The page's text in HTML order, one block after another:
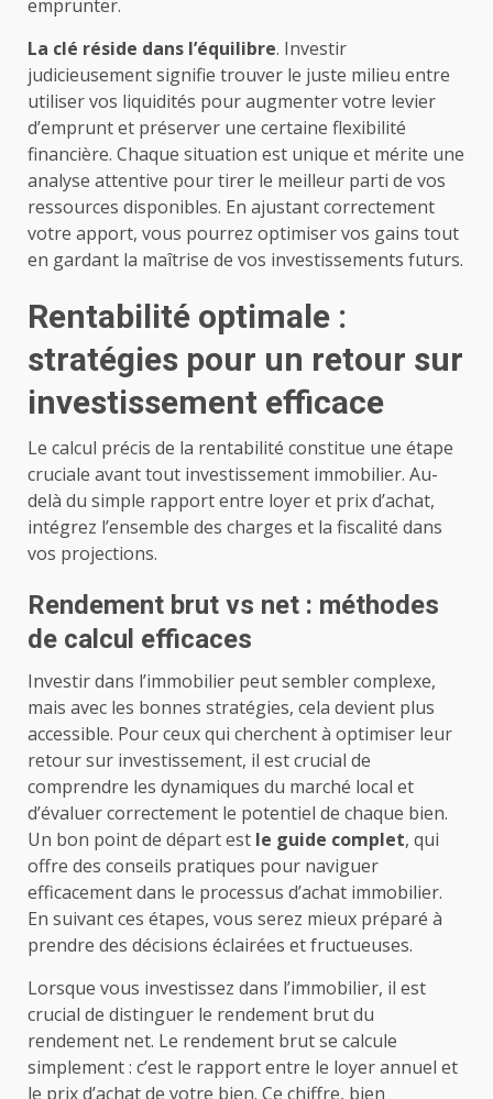
emprunter.
La clé réside dans l’équilibre. Investir
judicieusement signifie trouver le juste milieu entre
utiliser vos liquidités pour augmenter votre levier
d’emprunt et préserver une certaine flexibilité
financière. Chaque situation est unique et mérite une
analyse attentive pour tirer le meilleur parti de vos
ressources disponibles. En ajustant correctement
votre apport, vous pourrez optimiser vos gains tout
en gardant la maîtrise de vos investissements futurs.
Rentabilité optimale :
stratégies pour un retour sur
investissement efficace
Le calcul précis de la rentabilité constitue une étape
cruciale avant tout investissement immobilier. Au-
delà du simple rapport entre loyer et prix d’achat,
intégrez l’ensemble des charges et la fiscalité dans
vos projections.
Rendement brut vs net : méthodes
de calcul efficaces
Investir dans l’immobilier peut sembler complexe,
mais avec les bonnes stratégies, cela devient plus
accessible. Pour ceux qui cherchent à optimiser leur
retour sur investissement, il est crucial de
comprendre les dynamiques du marché local et
d’évaluer correctement le potentiel de chaque bien.
Un bon point de départ est le guide complet, qui
offre des conseils pratiques pour naviguer
efficacement dans le processus d’achat immobilier.
En suivant ces étapes, vous serez mieux préparé à
prendre des décisions éclairées et fructueuses.
Lorsque vous investissez dans l’immobilier, il est
crucial de distinguer le rendement brut du
rendement net. Le rendement brut se calcule
simplement : c’est le rapport entre le loyer annuel et
le prix d’achat de votre bien. Ce chiffre, bien